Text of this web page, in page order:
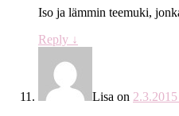
Iso ja lämmin teemuki,
Reply ↓
Lisa on